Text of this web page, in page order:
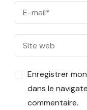
Enregistrer
dans le
commentaire.